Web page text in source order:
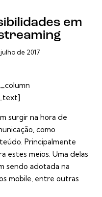
em
de 2017
surgir na hora de
como
Principalmente
estes meios. Uma delas
sendo adotada na
mobile, entre outras